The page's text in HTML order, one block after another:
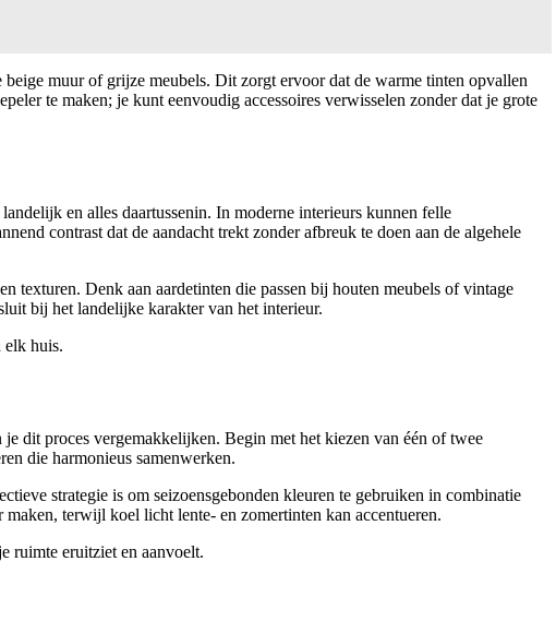
muur of grijze meubels. Dit zorgt ervoor dat de warme tinten opvallen
te maken; je kunt eenvoudig accessoires verwisselen zonder dat je grote
en alles daartussenin. In moderne interieurs kunnen felle
contrast dat de aandacht trekt zonder afbreuk te doen aan de algehele
texturen. Denk aan aardetinten die passen bij houten meubels of vintage
bij het landelijke karakter van het interieur.
elk huis.
dit proces vergemakkelijken. Begin met het kiezen van één of twee
die harmonieus samenwerken.
strategie is om seizoensgebonden kleuren te gebruiken in combinatie
terwijl koel licht lente- en zomertinten kan accentueren.
ruimte eruitziet en aanvoelt.